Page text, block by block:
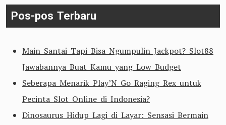
Pos-pos Terbaru
Main Santai Tapi Bisa Ngumpulin Jackpot? Slot88
Jawabannya Buat Kamu yang Low Budget
Seberapa Menarik Play’N Go Raging Rex untuk
Pecinta Slot Online di Indonesia?
Dinosaurus Hidup Lagi di Layar: Sensasi Bermain